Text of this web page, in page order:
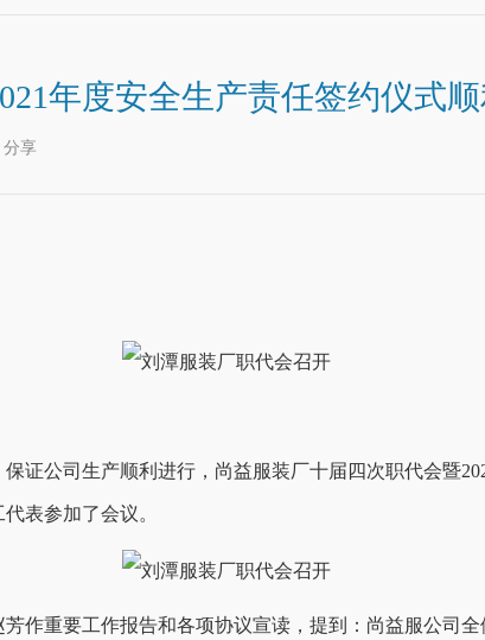
年度安全生产责任签约仪式
分享
证公司生产顺利进行，尚益服装厂十届四次职代会暨
表参加了会议。
作重要工作报告和各项协议宣读，提到：尚益服公司